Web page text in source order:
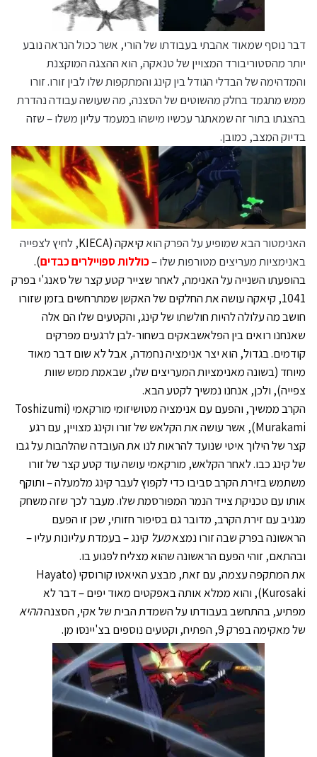
דבר נוסף שמאוד אהבתי בעבודתו של הורי, אשר ככול הנראה נובע
יותר מהסטוריבורד המצויין של טנאקה, הוא ההצגה המוקצנת
והמדהימה של הבדלי הגודל בין קינג והמתקפות שלו לבין זורו. זורו
ממש מתגמד בחלק מהשוטים של הסצנה, מה שעושה עבודה נהדרת
בהצגתו בתור זה שמאתגר עכשיו מישהו במעמד עליון משלו – שזה
בדיוק המצב, כמובן.
האנימטור הבא שמופיע על הפרק הואקיאקה (KIECA
, לחיץ לצפייה
באנימציות מעריצים מטורפות שלו –כוללות ספויילרים כבדים).
בהופעתו השנייה על האנימה, לאחר שצייר קטע קצר של סאנג'י בפרק
1041, קיאקה עושה את החלקים של האקשן שמתרחשים בזמן שזורו
חושב מה עלולה להיות חולשתו של קינג, והקטעים שלו הם אלה
שאנחנו רואים בין הפלאשבאקים בשחור-לבן לרגעים מפרקים
קודמים. בגדול, הוא יצר אנימציה נחמדה, אבל לא שום דבר מאוד
מיוחד (בשונה מאנימציות המעריצים שלו, שבאמת ממש שוות
צפייה), ולכן, אנחנו נמשיך לקטע הבא.
הקרב ממשיך, והפעם עם אנימציה מטושיזומי מורקאמי (Toshizumi
Murakami), אשר עושה את הקלאש של זורו וקינג מצויין, עם רגע
קצר של הילוך איטי שנועד להראות לנו את העובדה שהלהבות על גבו
של קינג כבו. לאחר הקלאש, מורקאמי עושה עוד קטע קצר של זורו
משתמש בזירת הקרב סביבו כדי לקפוץ לעבר קינג מלמעלה – ותוקף
אותו עם טכניקת צייד הנמר המפורסמת שלו. מעבר לכך שזה משחק
מגניב עם זירת הקרב, מדובר גם בסיפור חזותי, שכן זו הפעם
הראשונה בפרק שבה זורו נמצאמעל קינג – בעמדת עליונות עליו –
ובהתאם, זוהי הפעם הראשונה שהוא מצליח לפגוע בו.
את המתקפה עצמה, עם זאת, מבצע האיאטו קורוסקי (Hayato
Kurosaki), והוא ממלא אותה באפקטים מאוד יפים – דבר לא
מפתיע, בהתחשב בעבודתו על השמדת הבית של אקי, הסצנהההיא
של מאקימה בפרק 9, הפתיח, וקטעים נוספים בצ'יינסו מן.